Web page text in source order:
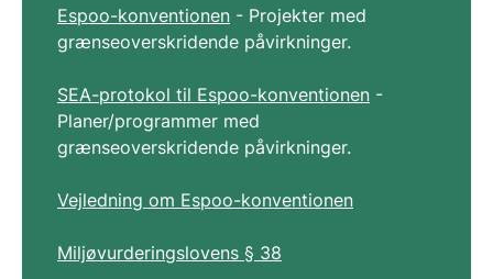
Espoo-konventionen - Projekter med
grænseoverskridende påvirkninger.
SEA-protokol til Espoo-konventionen -
Planer/programmer med
grænseoverskridende påvirkninger.
Vejledning om Espoo-konventionen
Miljøvurderingslovens § 38